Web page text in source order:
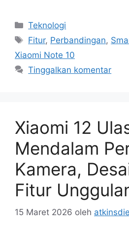
Kategori
Teknologi
Tag
Fitur, Perbandingan,
Xiaomi Note 10
Tinggalkan komentar
Xiaomi 12
Mendalam
Kamera,
Fitur
15 Maret 2026 oleh